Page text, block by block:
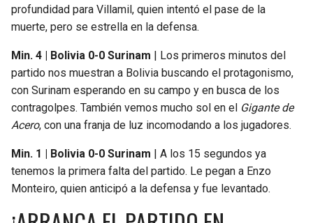
profundidad para Villamil, quien intentó el pase de la
muerte, pero se estrella en la defensa.
Min. 4 | Bolivia 0-0 Surinam | Los primeros minutos del
partido nos muestran a Bolivia buscando el protagonismo,
con Surinam esperando en su campo y en busca de los
contragolpes. También vemos mucho sol en el Gigante de
Acero, con una franja de luz incomodando a los jugadores.
Min. 1 | Bolivia 0-0 Surinam | A los 15 segundos ya
tenemos la primera falta del partido. Le pegan a Enzo
Monteiro, quien anticipó a la defensa y fue levantado.